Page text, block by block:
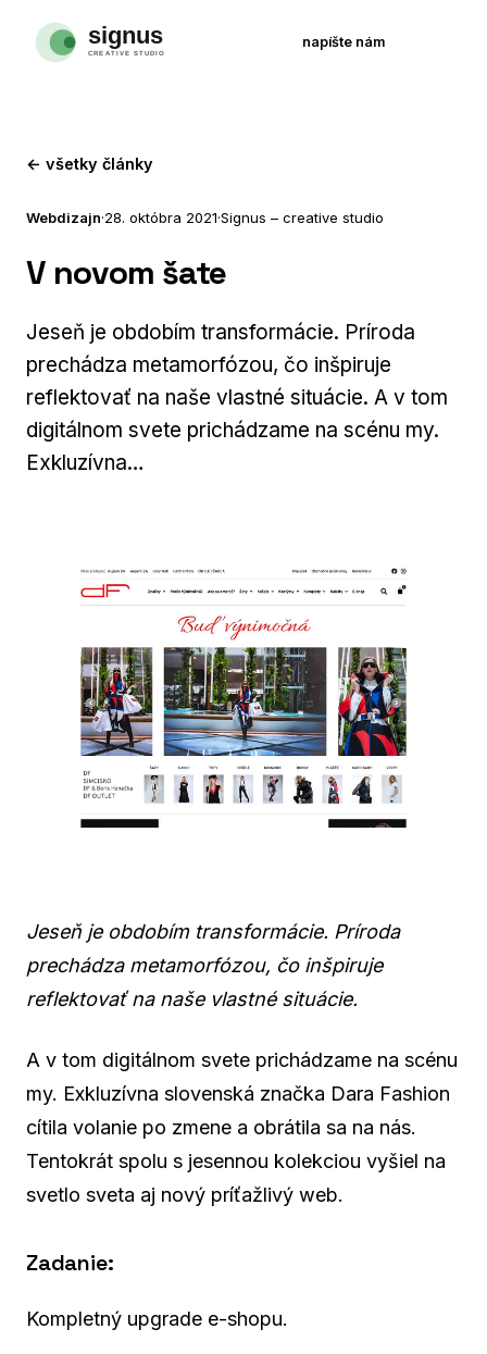
napíšte nám
← všetky články
Webdizajn·28. októbra 2021·Signus – creative studio
V novom šate
Jeseň je obdobím transformácie. Príroda
prechádza metamorfózou, čo inšpiruje
reflektovať na naše vlastné situácie. A v tom
digitálnom svete prichádzame na scénu my.
Exkluzívna…
Jeseň je obdobím transformácie. Príroda
prechádza metamorfózou, čo inšpiruje
reflektovať na naše vlastné situácie.
A v tom digitálnom svete prichádzame na scénu
my. Exkluzívna slovenská značka Dara Fashion
cítila volanie po zmene a obrátila sa na nás.
Tentokrát spolu s jesennou kolekciou vyšiel na
svetlo sveta aj nový príťažlivý web.
Zadanie:
Kompletný upgrade e-shopu.